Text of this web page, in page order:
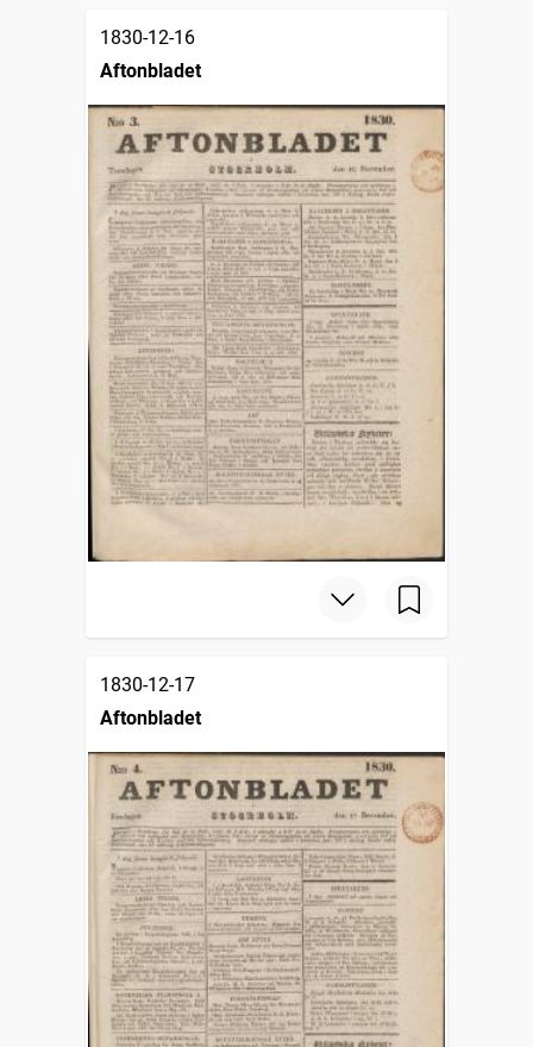
1830-12-16
Aftonbladet
1830-12-17
Aftonbladet